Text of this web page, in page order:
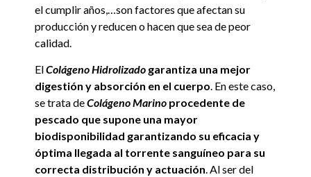
el cumplir años,…son factores que afectan su
producción y reducen o hacen que sea de peor
calidad.
ElColágeno Hidrolizado garantiza una mejor
digestión y absorción en el cuerpo. En este caso,
se trata deColágeno Marino procedente de
pescado que supone una mayor
biodisponibilidad garantizando su eficacia y
óptima llegada al torrente sanguíneo para su
correcta distribución y actuación. Al ser del